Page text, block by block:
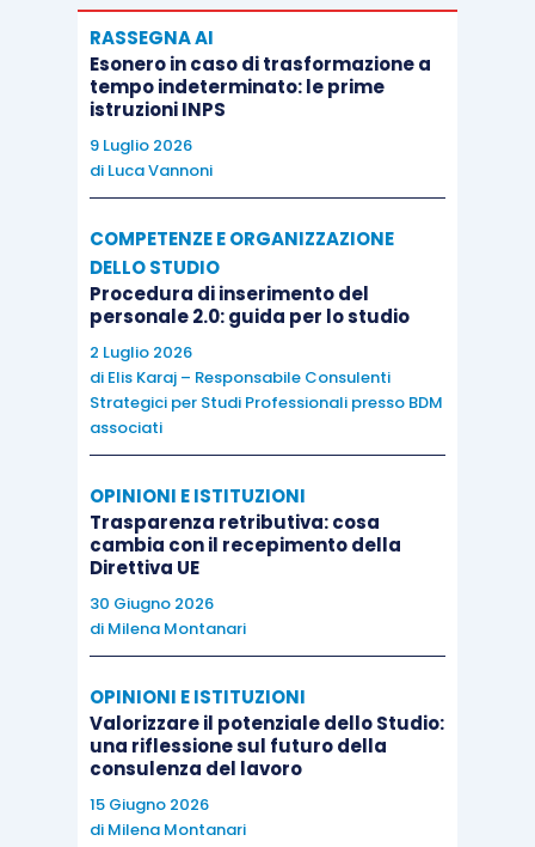
RASSEGNA AI
Esonero in caso di trasformazione a
tempo indeterminato: le prime
istruzioni INPS
9 Luglio 2026
di Luca Vannoni
COMPETENZE E ORGANIZZAZIONE
DELLO STUDIO
Procedura di inserimento del
personale 2.0: guida per lo studio
2 Luglio 2026
di Elis Karaj – Responsabile Consulenti
Strategici per Studi Professionali presso BDM
associati
OPINIONI E ISTITUZIONI
Trasparenza retributiva: cosa
cambia con il recepimento della
Direttiva UE
30 Giugno 2026
di Milena Montanari
OPINIONI E ISTITUZIONI
Valorizzare il potenziale dello Studio:
una riflessione sul futuro della
consulenza del lavoro
15 Giugno 2026
di Milena Montanari